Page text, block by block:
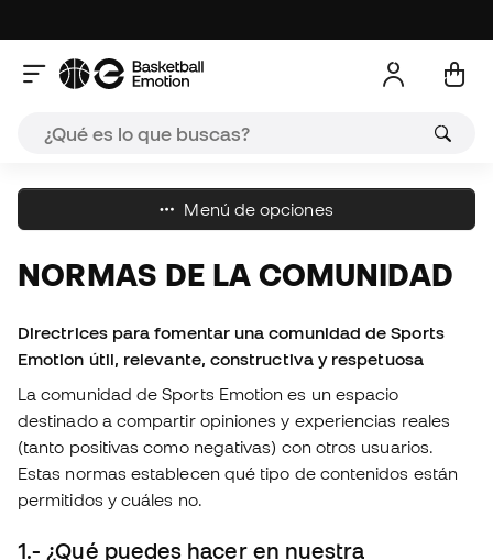
Menú de opciones
NORMAS DE LA COMUNIDAD
Directrices para fomentar una comunidad de Sports
Emotion útil, relevante, constructiva y respetuosa
La comunidad de Sports Emotion es un espacio
destinado a compartir opiniones y experiencias reales
(tanto positivas como negativas) con otros usuarios.
Estas normas establecen qué tipo de contenidos están
permitidos y cuáles no.
1.- ¿Qué puedes hacer en nuestra